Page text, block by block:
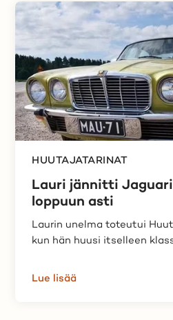
HUUTAJATARINAT
Lauri jännitti
loppuun asti
Laurin unelma toteutui
kun hän huusi itselleen
Lue lisää